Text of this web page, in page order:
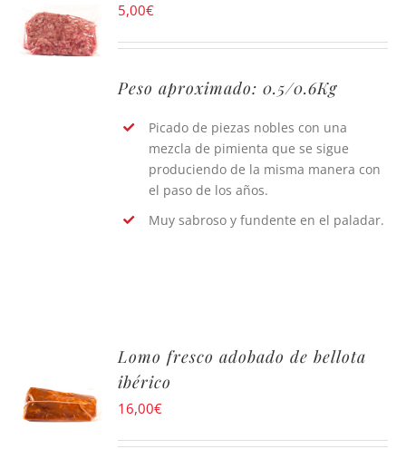
5,00€
Peso aproximado: 0.5/0.6Kg
Picado de piezas nobles con una
mezcla de pimienta que se sigue
produciendo de la misma manera con
el paso de los años.
Muy sabroso y fundente en el paladar.
CARRITO
Lomo fresco adobado de bellota
ibérico
16,00€